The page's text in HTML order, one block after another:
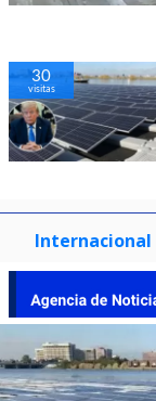
29
visitas
Internacional